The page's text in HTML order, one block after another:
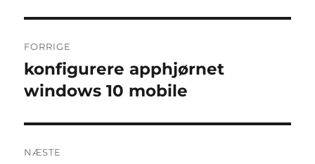
FORRIGE
Forrige
indlæg:
konfigurere apphjørnet
windows 10 mobile
NÆSTE